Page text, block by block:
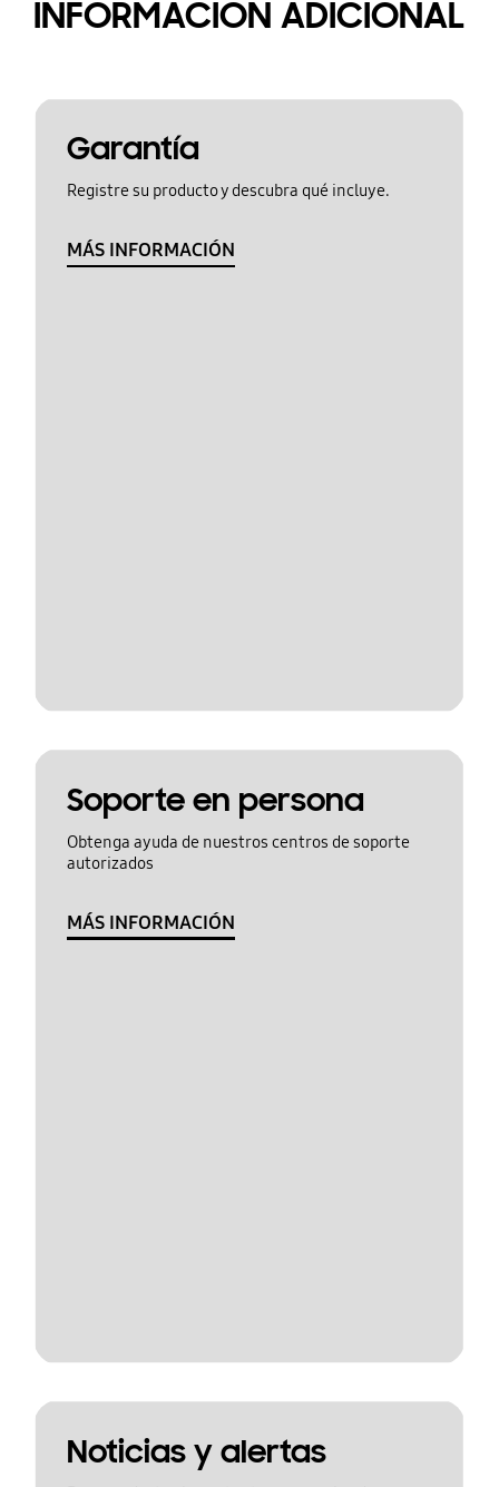
INFORMACIÓN ADICIONAL
Garantía
Registre su producto y descubra qué incluye.
MÁS INFORMACIÓN
Soporte en persona
Obtenga ayuda de nuestros centros de soporte
autorizados
MÁS INFORMACIÓN
Noticias y alertas